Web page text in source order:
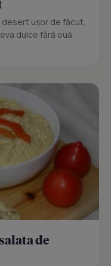
ușor de făcut,
dulce fără ouă
de